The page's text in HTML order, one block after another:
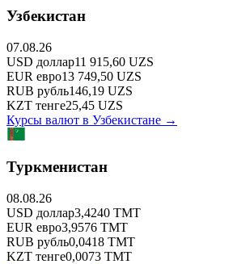
Узбекистан
07.08.26
USD доллар11 915,60 UZS
EUR евро13 749,50 UZS
RUB рубль146,19 UZS
KZT тенге25,45 UZS
Курсы валют в Узбекистане →
Туркменистан
08.08.26
USD доллар3,4240 TMT
EUR евро3,9576 TMT
RUB рубль0,0418 TMT
KZT тенге0,0073 TMT